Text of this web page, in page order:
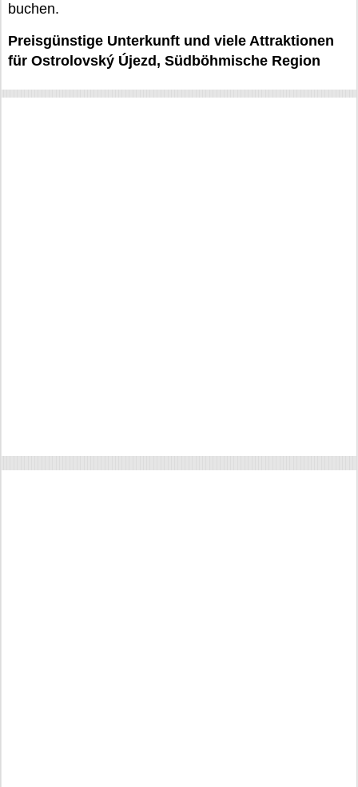
buchen.
Preisgünstige Unterkunft und viele Attraktionen
für Ostrolovský Újezd, Südböhmische Region